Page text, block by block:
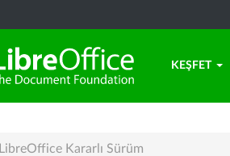
KEŞFET
LibreOffice Kararlı Sürüm